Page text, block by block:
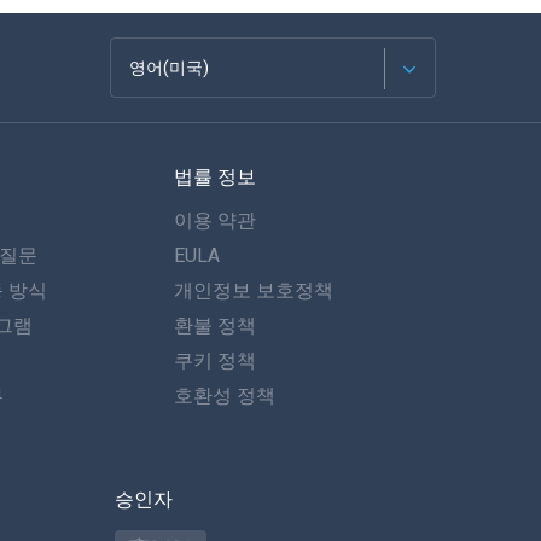
영어(미국)
Français
Español
포르투갈어
이탈리아어
Türkçe
문
방식
램
법률 정보
이용 약관
EULA
개인정보 보호정책
환불 정책
쿠키 정책
호환성 정책
승인자